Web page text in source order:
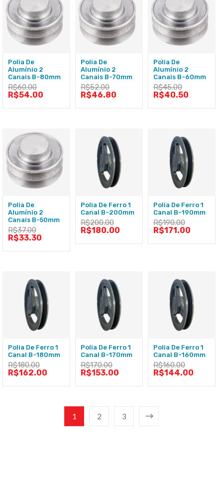
Polia De
Alumínio 2
Canais B-80mm
R$60.00
R$54.00
Polia De
Alumínio 2
Canais B-70mm
R$52.00
R$46.80
Polia De
Alumínio 2
Canais B-60mm
R$45.00
R$40.50
Polia De
Alumínio 2
Canais B-50mm
R$37.00
R$33.30
Polia De Ferro 1
Canal B-200mm
R$200.00
R$180.00
Polia De Ferro 1
Canal B-190mm
R$190.00
R$171.00
Polia De Ferro 1
Canal B-180mm
R$180.00
R$162.00
Polia De Ferro 1
Canal B-170mm
R$170.00
R$153.00
Polia De Ferro 1
Canal B-160mm
R$160.00
R$144.00
1 2 3